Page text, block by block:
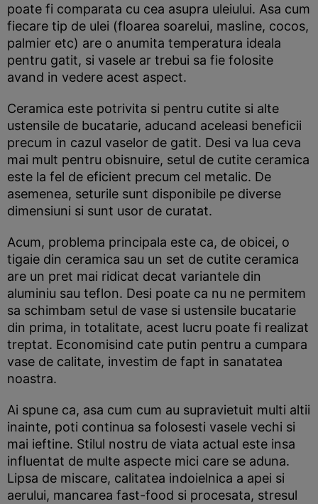
poate fi comparata cu cea asupra uleiului. Asa cum
fiecare tip de ulei (floarea soarelui, masline, cocos,
palmier etc) are o anumita temperatura ideala
pentru gatit, si vasele ar trebui sa fie folosite
avand in vedere acest aspect.
Ceramica este potrivita si pentru cutite si alte
ustensile de bucatarie, aducand aceleasi beneficii
precum in cazul vaselor de gatit. Desi va lua ceva
mai mult pentru obisnuire, setul de cutite ceramica
este la fel de eficient precum cel metalic. De
asemenea, seturile sunt disponibile pe diverse
dimensiuni si sunt usor de curatat.
Acum, problema principala este ca, de obicei, o
tigaie din ceramica sau un set de cutite ceramica
are un pret mai ridicat decat variantele din
aluminiu sau teflon. Desi poate ca nu ne permitem
sa schimbam setul de vase si ustensile bucatarie
din prima, in totalitate, acest lucru poate fi realizat
treptat. Economisind cate putin pentru a cumpara
vase de calitate, investim de fapt in sanatatea
noastra.
Ai spune ca, asa cum cum au supravietuit multi altii
inainte, poti continua sa folosesti vasele vechi si
mai ieftine. Stilul nostru de viata actual este insa
influentat de multe aspecte mici care se aduna.
Lipsa de miscare, calitatea indoielnica a apei si
aerului, mancarea fast-food si procesata, stresul